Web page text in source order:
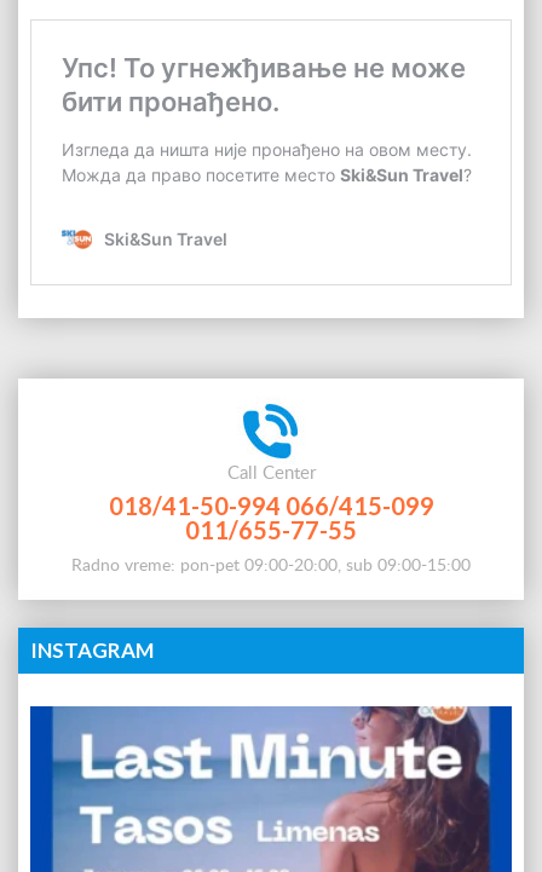
Call Center
018/41-50-994 066/415-099
011/655-77-55
Radno vreme: pon-pet 09:00-20:00, sub 09:00-15:00
INSTAGRAM